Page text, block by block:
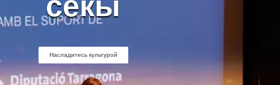
Насладитесь культурой